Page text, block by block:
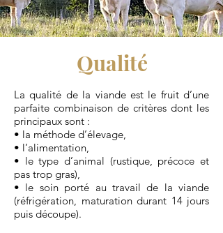
Qualité
La qualité de la viande est le fruit d’une
parfaite combinaison de critères dont les
principaux sont :
• la méthode d’élevage,
• l’alimentation,
• le type d’animal (rustique, précoce et
pas trop gras),
• le soin porté au travail de la viande
(réfrigération, maturation durant 14 jours
puis découpe).